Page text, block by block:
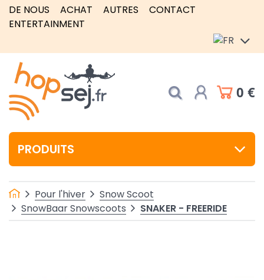
DE NOUS ACHAT AUTRES
CONTACT
ENTERTAINMENT
0 €
PRODUITS
Pour l'hiver
Snow Scoot
SnowBaar Snowscoots
SNAKER - FREERIDE